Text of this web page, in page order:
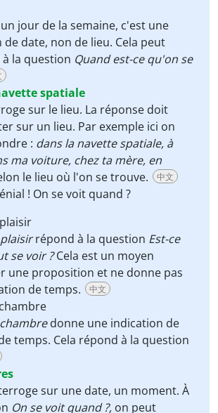
jour de la semaine, c'est une
date, non de lieu. Cela peut
la question Quand est-ce qu'on se
spatiale
sur le lieu. La réponse doit
sur un lieu. Par exemple ici on
: dans la navette spatiale, à
ma voiture, chez ta mère, en
le lieu où l'on se trouve. 中文
! On se voit quand ?
répond à la question Est-ce
se voir ?Cela est un moyen
une proposition et ne donne pas
de temps.
中文
donne une indication de
temps. Cela répond à la question
sur une date, un moment. À
On se voit quand ?, on peut